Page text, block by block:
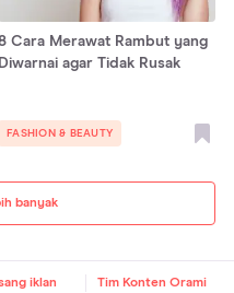
banyak
Cara Merawat Rambut yang
Diwarnai agar Tidak Rusak
FASHION & BEAUTY
iklan Tim Konten Orami